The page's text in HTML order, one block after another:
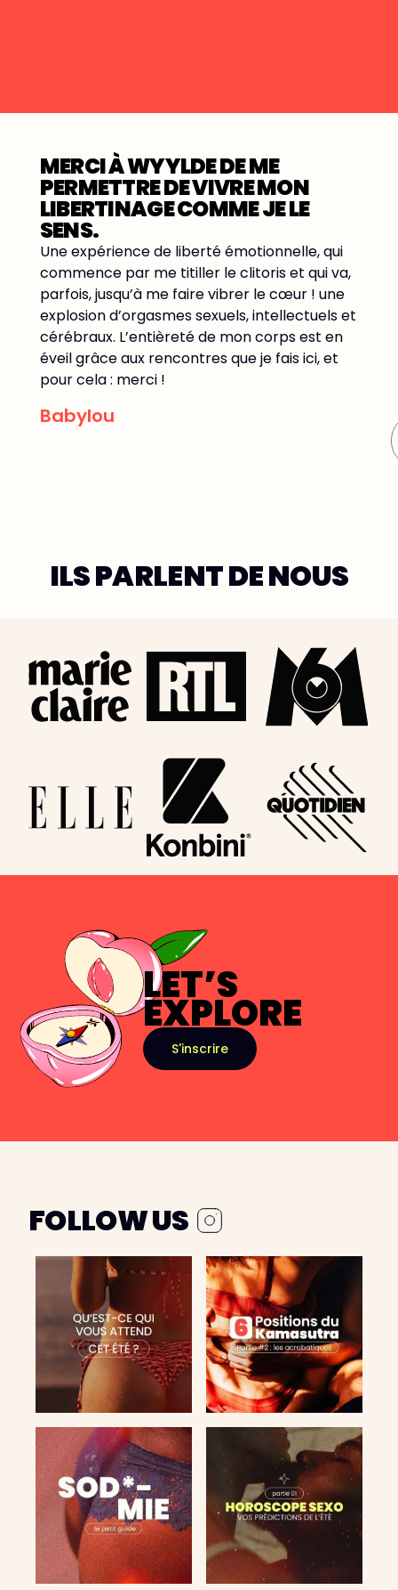
MERCI À WYYLDE DE ME
PERMETTRE DE VIVRE MON
LIBERTINAGE COMME JE LE
SENS.
Une expérience de liberté émotionnelle, qui
commence par me titiller le clitoris et qui va,
parfois, jusqu’à me faire vibrer le cœur ! une
explosion d’orgasmes sexuels, intellectuels et
cérébraux. L’entièreté de mon corps est en
éveil grâce aux rencontres que je fais ici, et
pour cela : merci !
Babylou
ILS PARLENT DE NOUS
LET’S
EXPLORE
S'inscrire
FOLLOW US